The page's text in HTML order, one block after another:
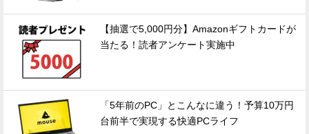
【抽選で5,000円分】Amazonギフトカードが
当たる！読者アンケート実施中
「5年前のPC」とこんなに違う！予算10万円
台前半で実現する快適PCライフ